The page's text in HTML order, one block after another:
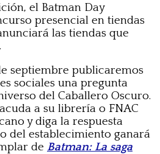
el Batman Day
presencial en tiendas
las tiendas que
septiembre publicaremos
sociales una pregunta
del Caballero Oscuro.
a su librería o FNAC
y diga la respuesta
del establecimiento ganará
de Batman: La saga